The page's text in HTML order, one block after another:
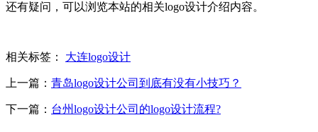
还有疑问，可以浏览本站的相关logo设计介绍内容。
相关标签： 大连logo设计
上一篇： 青岛logo设计公司到底有没有小技巧？
下一篇： 台州logo设计公司的logo设计流程?